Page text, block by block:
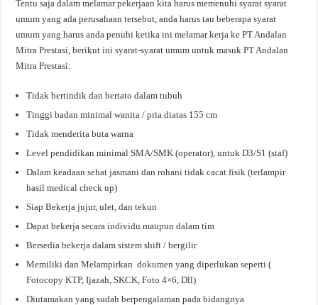
Tentu saja dalam melamar pekerjaan kita harus memenuhi syarat syarat
umum yang ada perusahaan tersebut, anda harus tau beberapa syarat
umum yang harus anda penuhi ketika ini melamar kerja ke PT Andalan
Mitra Prestasi, berikut ini syarat-syarat umum untuk masuk PT Andalan
Mitra Prestasi:
Tidak bertindik dan bertato dalam tubuh
Tinggi badan minimal wanita / pria diatas 155 cm
Tidak menderita buta warna
Level pendidikan minimal SMA/SMK (operator), untuk D3/S1 (staf)
Dalam keadaan sehat jasmani dan rohani tidak cacat fisik (terlampir
hasil medical check up)
Siap Bekerja jujur, ulet, dan tekun
Dapat bekerja secara individu maupun dalam tim
Bersedia bekerja dalam sistem shift / bergilir
Memiliki dan Melampirkan dokumen yang diperlukan seperti (
Fotocopy KTP, Ijazah, SKCK, Foto 4×6, Dll)
Diutamakan yang sudah berpengalaman pada bidangnya